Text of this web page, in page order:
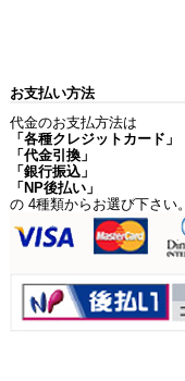
お支払い方法
代金のお支払方法は
「各種クレジットカード」
「代金引換」
「銀行振込」
「NP後払い」
の 4種類からお選び下さい。